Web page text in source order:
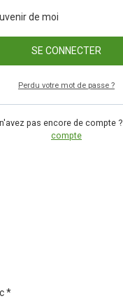
*
de moi
Perdu votre mot de passe ?
pas encore de compte ?
compte